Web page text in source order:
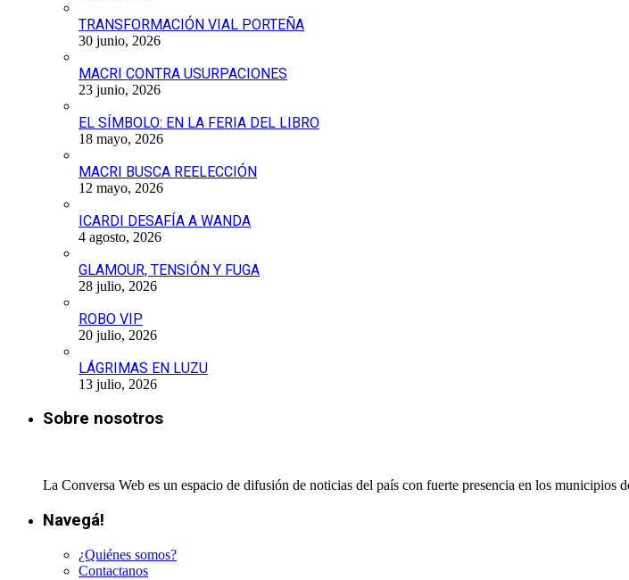
TRANSFORMACIÓN VIAL PORTEÑA
30 junio, 2026
MACRI CONTRA USURPACIONES
23 junio, 2026
EL SÍMBOLO: EN LA FERIA DEL LIBRO
18 mayo, 2026
MACRI BUSCA REELECCIÓN
12 mayo, 2026
ICARDI DESAFÍA A WANDA
4 agosto, 2026
GLAMOUR, TENSIÓN Y FUGA
28 julio, 2026
ROBO VIP
20 julio, 2026
LÁGRIMAS EN LUZU
13 julio, 2026
Sobre nosotros
La Conversa Web es un espacio de difusión de noticias del país con fuerte presencia en los municipios
Navegá!
¿Quiénes somos?
Contactanos